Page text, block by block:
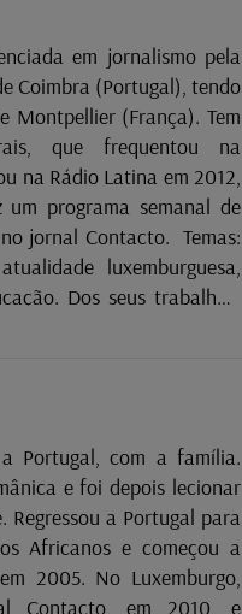
em jornalismo pela
Coimbra (Portugal), tendo
Montpellier (França). Tem
que frequentou na
na Rádio Latina em 2012,
programa semanal de
jornal Contacto. Temas:
luxemburguesa,
Dos seus trabalhos,
Portugal, com a família.
e foi depois lecionar
Regressou a Portugal para
Africanos e começou a
2005. No Luxemburgo,
Contacto, em 2010, e